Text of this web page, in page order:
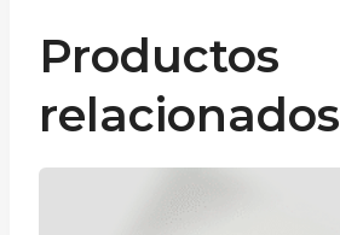
Productos
relacionados